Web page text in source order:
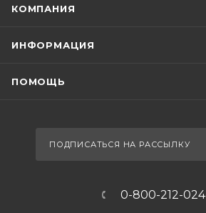
КОМПАНИЯ
ИНФОРМАЦИЯ
ПОМОЩЬ
ПОДПИСАТЬСЯ НА РАССЫЛКУ
0-800-212-024